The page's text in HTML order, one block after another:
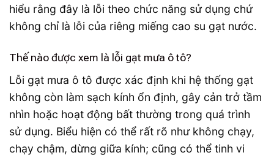
hiểu rằng đây là lỗi theo chức năng sử dụng chứ
không chỉ là lỗi của riêng miếng cao su gạt nước.
Thế nào được xem là lỗi gạt mưa ô tô?
Lỗi gạt mưa ô tô được xác định khi hệ thống gạt
không còn làm sạch kính ổn định, gây cản trở tầm
nhìn hoặc hoạt động bất thường trong quá trình
sử dụng. Biểu hiện có thể rất rõ như không chạy,
chạy chậm, dừng giữa kính; cũng có thể tinh vi